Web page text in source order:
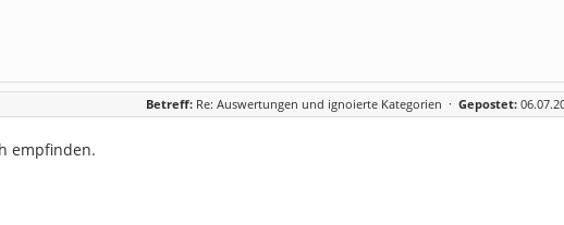
Betreff: Re: Auswertungen und ignoierte Kategorien · Gepostet:
empfinden.